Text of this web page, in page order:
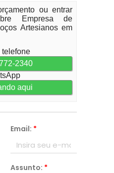
ou entrar
Empresa de
Artesianos em
telefone
2340
aqui
Email: *
Assunto: *